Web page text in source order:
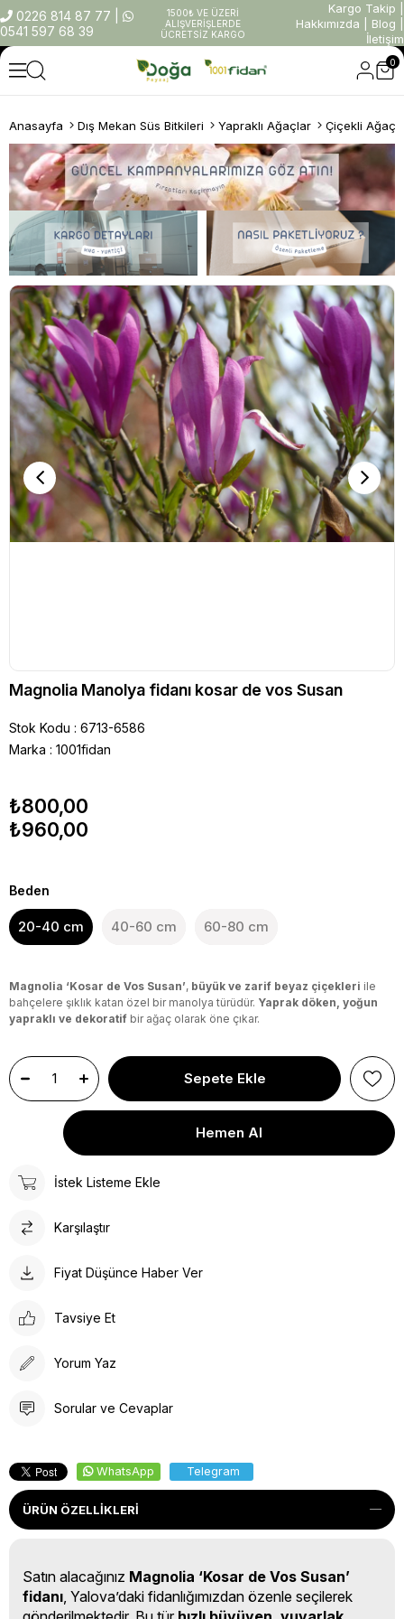
0226 814 87 77
0541 597 68 39
1500₺ VE ÜZERİ
ALIŞVERİŞLERDE
ÜCRETSİZ KARGO
Kargo Takip
Hakkımızda
Blog
İletişim
0
Anasayfa Dış Mekan Süs Bitkileri Yapraklı Ağaçlar Çiçekli
Magnolia Manolya fidanı kosar de vos Susan
Stok Kodu
6713-6586
Marka : 1001fidan
₺800,00
₺960,00
Beden
20-40 cm 40-60 cm 60-80 cm
Magnolia ‘Kosar de Vos Susan’, büyük ve zarif beyaz çiçekleri ile
bahçelere şıklık katan özel bir manolya türüdür. Yaprak döken, yoğun
yapraklı ve dekoratif bir ağaç olarak öne çıkar.
İstek Listeme Ekle
Karşılaştır
Fiyat Düşünce Haber Ver
Tavsiye Et
Yorum Yaz
Sorular ve Cevaplar
WhatsApp Telegram
ÜRÜN ÖZELLIKLERI
Satın alacağınız Magnolia ‘Kosar de Vos Susan’
fidanı , Yalova’daki fidanlığımızdan özenle seçilerek